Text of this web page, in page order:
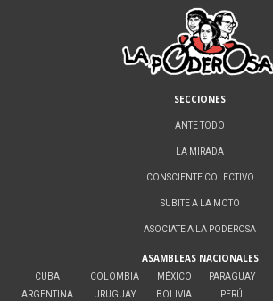
SECCIONES
ANTE TODO
LA MIRADA
CONSCIENTE COLECTIVO
SUBITE A LA MOTO
ASOCIATE A LA PODEROSA
ASAMBLEAS NACIONALES
CUBA
ARGENTINA
COLOMBIA
URUGUAY
MÉXICO
BOLIVIA
PARAGUAY
PERÚ